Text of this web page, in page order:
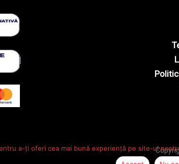
a-ți oferi cea mai bună experiență pe site-ul